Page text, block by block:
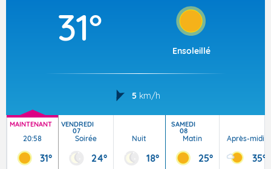
31°
Ensoleillé
5 km/h
MAINTENANT
20:58
31°
VENDREDI
07
Soirée
24°
Nuit
18°
SAMEDI
08
Matin
25°
Après-midi
35°